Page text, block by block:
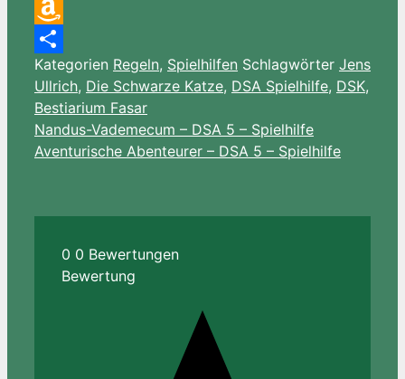
Email
Amazon
Wish
List
Teilen
Kategorien Regeln, Spielhilfen Schlagwörter Jens
Ullrich, Die Schwarze Katze, DSA Spielhilfe, DSK,
Bestiarium Fasar
Nandus-Vademecum – DSA 5 – Spielhilfe
Aventurische Abenteurer – DSA 5 – Spielhilfe
0 0 Bewertungen
Bewertung